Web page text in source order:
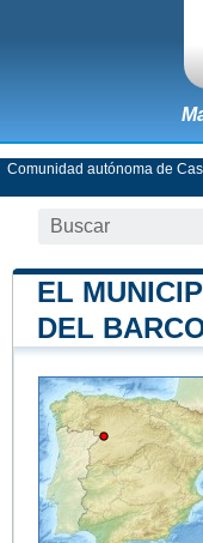
Comunidad autónoma de
EL
DEL